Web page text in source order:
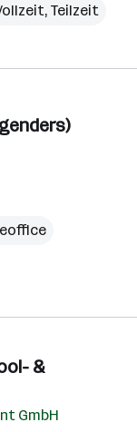
Teilzeit
&
GmbH